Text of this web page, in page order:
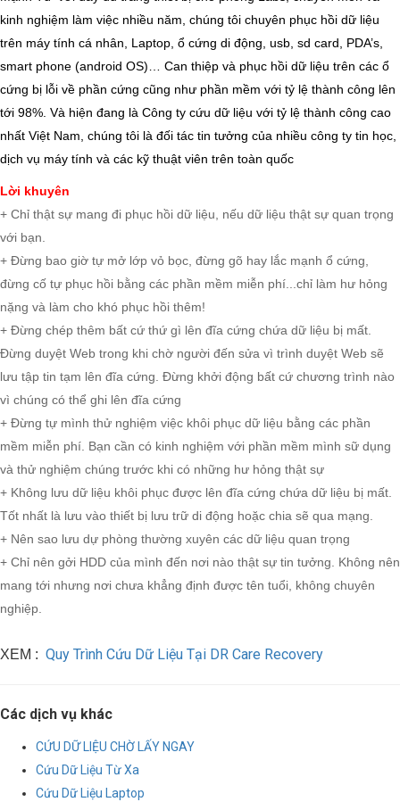
kinh nghiệm làm việc nhiều năm, chúng tôi chuyên phục hồi dữ liệu
trên máy tính cá nhân, Laptop, ổ cứng di động, usb, sd card, PDA’s,
smart phone (android OS)… Can thiệp và phục hồi dữ liệu trên các ổ
cứng bị lỗi về phần cứng cũng như phần mềm với tỷ lệ thành công lên
tới 98%. Và hiện đang là Công ty cứu dữ liệu với tỷ lệ thành công cao
nhất Việt Nam, chúng tôi là đối tác tin tưởng của nhiều công ty tin học,
dịch vụ máy tính và các kỹ thuật viên trên toàn quốc
Lời khuyên
+ Chỉ thật sự mang đi phục hồi dữ liệu, nếu dữ liệu thật sự quan trọng
với bạn.
+ Đừng bao giờ tự mở lớp vỏ bọc, đừng gõ hay lắc mạnh ổ cứng,
đừng cố tự phục hồi bằng các phần mềm miễn phí...chỉ làm hư hỏng
nặng và làm cho khó phục hồi thêm!
+ Đừng chép thêm bất cứ thứ gì lên đĩa cứng chứa dữ liệu bị mất.
Đừng duyệt Web trong khi chờ người đến sửa vì trình duyệt Web sẽ
lưu tập tin tạm lên đĩa cứng. Đừng khởi động bất cứ chương trình nào
vì chúng có thể ghi lên đĩa cứng
+ Đừng tự mình thử nghiệm việc khôi phục dữ liệu bằng các phần
mềm miễn phí. Bạn cần có kinh nghiệm với phần mềm mình sữ dụng
và thử nghiệm chúng trước khi có những hư hỏng thật sự
+ Không lưu dữ liệu khôi phục được lên đĩa cứng chứa dữ liệu bị mất.
Tốt nhất là lưu vào thiết bị lưu trữ di động hoặc chia sẽ qua mạng.
+ Nên sao lưu dự phòng thường xuyên các dữ liệu quan trọng
+ Chỉ nên gởi HDD của mình đến nơi nào thật sự tin tưởng. Không nên
mang tới nhưng nơi chưa khẳng định được tên tuổi, không chuyên
nghiệp.
XEM : Quy Trình Cứu Dữ Liệu Tại DR Care Recovery
Các dịch vụ khác
CỨU DỮ LIỆU CHỜ LẤY NGAY
Cứu Dữ Liệu Từ Xa
Cứu Dữ Liệu Laptop